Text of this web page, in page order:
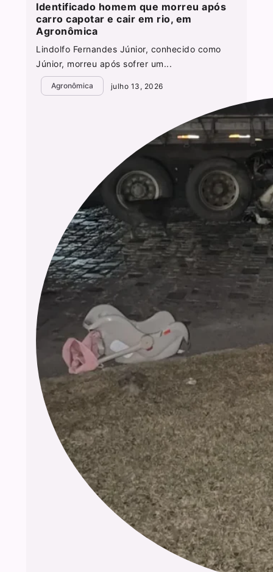
Identificado homem que morreu após
carro capotar e cair em rio, em
Agronômica
Lindolfo Fernandes Júnior, conhecido como
Júnior, morreu após sofrer um...
Agronômica julho 13, 2026